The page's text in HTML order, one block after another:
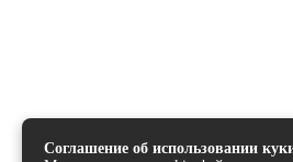
Соглашение об использовании